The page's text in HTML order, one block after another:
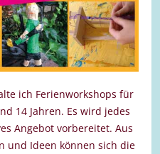
ich Ferienworkshops für
14 Jahren. Es wird jedes
Angebot vorbereitet. Aus
und Ideen können sich die